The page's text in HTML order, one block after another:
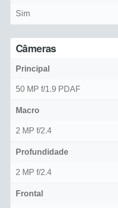
Sim
Câmeras
Principal
50 MP f/1.9 PDAF
Macro
2 MP f/2.4
Profundidade
2 MP f/2.4
Frontal